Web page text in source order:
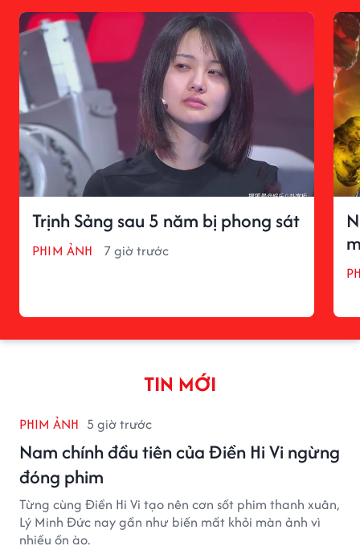
Trịnh Sảng sau 5 năm bị phong sát
PHIM ẢNH 7 giờ trước
TIN MỚI
PHIM ẢNH 5 giờ trước
Nam chính đầu tiên của Điền Hi Vi ngừng
đóng phim
Từng cùng Điền Hi Vi tạo nên cơn sốt phim thanh xuân,
Lý Minh Đức nay gần như biến mất khỏi màn ảnh vì
nhiều ồn ào.